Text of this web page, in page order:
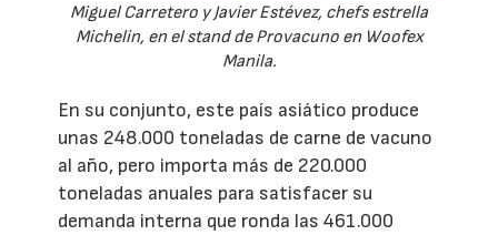
Miguel Carretero y Javier Estévez, chefs estrella
Michelin, en el stand de Provacuno en Woofex
Manila.
En su conjunto, este país asiático produce
unas 248.000 toneladas de carne de vacuno
al año, pero importa más de 220.000
toneladas anuales para satisfacer su
demanda interna que ronda las 461.000